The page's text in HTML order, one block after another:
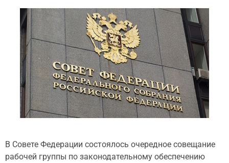
В Совете Федерации состоялось очередное совещание
рабочей группы по законодательному обеспечению